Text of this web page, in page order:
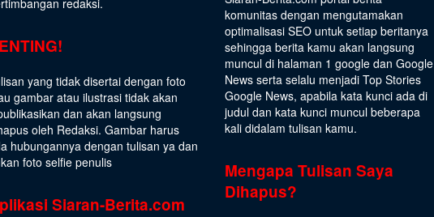
yang tidak disertai dengan foto
gambar atau ilustrasi tidak akan
dan akan langsung
oleh Redaksi. Gambar harus
hubungannya dengan tulisan ya dan
foto selfie penulis
Siaran-Berita.com
komunitas dengan mengutamakan
optimalisasi SEO untuk setiap beritanya
sehingga berita kamu akan langsung
muncul di halaman 1 google dan Google
News serta selalu menjadi Top Stories
Google News, apabila kata kunci ada di
judul dan kata kunci muncul beberapa
kali didalam tulisan kamu.
Mengapa Tulisan Saya
Dihapus?